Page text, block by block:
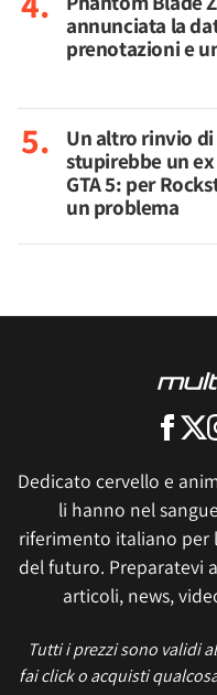
annunciata la
prenotazioni e
Un altro rinvio di
stupirebbe un
GTA 5: per
un problema
Dedicato cervello e
li hanno nel
riferimento italiano
del futuro. Preparatevi
articoli, news,
Tutti i prezzi sono validi
fai click o acquisti